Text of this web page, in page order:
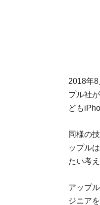
2018年
プル社
ども
同様の
ップル
たい考
アップ
ジニア